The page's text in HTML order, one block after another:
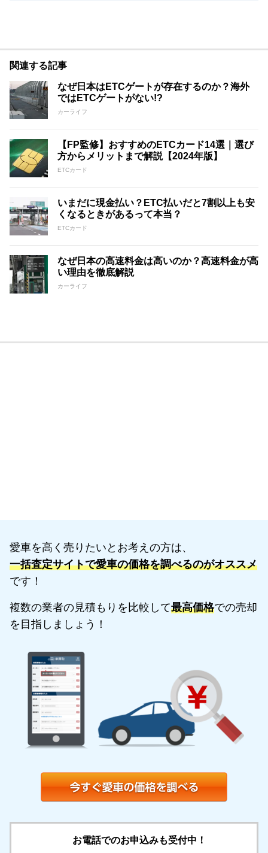
関連する記事
なぜ日本はETCゲートが存在するのか？海外
ではETCゲートがない!?
カーライフ
【FP監修】おすすめのETCカード14選｜選び
方からメリットまで解説【2024年版】
ETCカード
いまだに現金払い？ETC払いだと7割以上も安
くなるときがあるって本当？
ETCカード
なぜ日本の高速料金は高いのか？高速料金が高
い理由を徹底解説
カーライフ
愛車を高く売りたいとお考えの方は、
一括査定サイトで愛車の価格を調べるのがオススメ
です！
複数の業者の見積もりを比較して最高価格での売却
を目指しましょう！
お電話でのお申込みも受付中！